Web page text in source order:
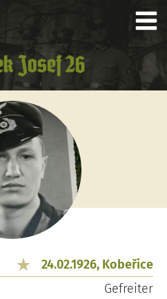
Josef 26
24.02.1926, Kobeřice
Gefreiter